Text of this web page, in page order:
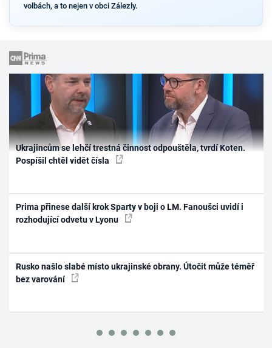
volbách, a to nejen v obci Zálezly.
Ukrajincům se lehčí trestná činnost odpouštěla, tvrdí Koten.
Pospíšil chtěl vidět čísla
Prima přinese další krok Sparty v boji o LM. Fanoušci uvidí i
rozhodující odvetu v Lyonu
Rusko našlo slabé místo ukrajinské obrany. Útočit může téměř
bez varování